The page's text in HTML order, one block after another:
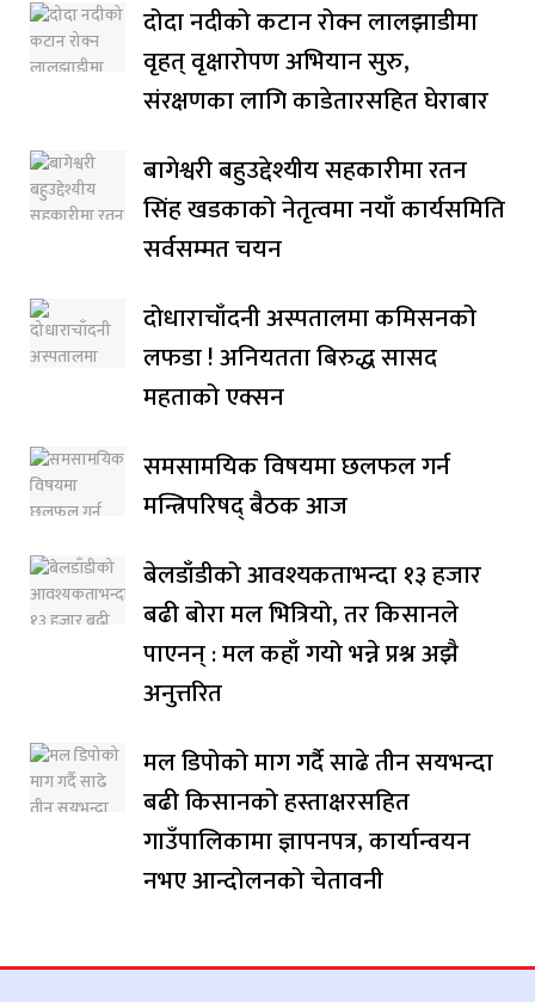
दोदा नदीको कटान रोक्न लालझाडीमा
वृहत् वृक्षारोपण अभियान सुरु,
संरक्षणका लागि काडेतारसहित घेराबार
बागेश्वरी बहुउद्देश्यीय सहकारीमा रतन
सिंह खडकाको नेतृत्वमा नयाँ कार्यसमिति
सर्वसम्मत चयन
दोधाराचाँदनी अस्पतालमा कमिसनको
लफडा ! अनियतता बिरुद्ध सासद
महताको एक्सन
समसामयिक विषयमा छलफल गर्न
मन्त्रिपरिषद् बैठक आज
बेलडाँडीको आवश्यकताभन्दा १३ हजार
बढी बोरा मल भित्रियो, तर किसानले
पाएनन् : मल कहाँ गयो भन्ने प्रश्न अझै
अनुत्तरित
मल डिपोको माग गर्दै साढे तीन सयभन्दा
बढी किसानको हस्ताक्षरसहित
गाउँपालिकामा ज्ञापनपत्र, कार्यान्वयन
नभए आन्दोलनको चेतावनी